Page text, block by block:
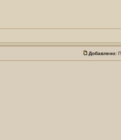
Добавлено: